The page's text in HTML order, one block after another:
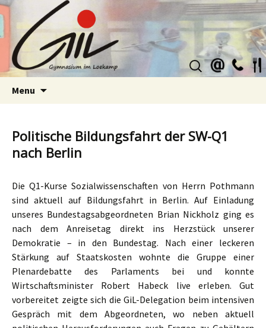
Suchen
nach:
Menu
Politische Bildungsfahrt der SW-Q1
nach Berlin
Die Q1-Kurse Sozialwissenschaften von Herrn Pothmann
sind aktuell auf Bildungsfahrt in Berlin. Auf Einladung
unseres Bundestagsabgeordneten Brian Nickholz ging es
nach dem Anreisetag direkt ins Herzstück unserer
Demokratie – in den Bundestag. Nach einer leckeren
Stärkung auf Staatskosten wohnte die Gruppe einer
Plenardebatte des Parlaments bei und konnte
Wirtschaftsminister Robert Habeck live erleben. Gut
vorbereitet zeigte sich die GiL-Delegation beim intensiven
Gespräch mit dem Abgeordneten, wo neben aktuell